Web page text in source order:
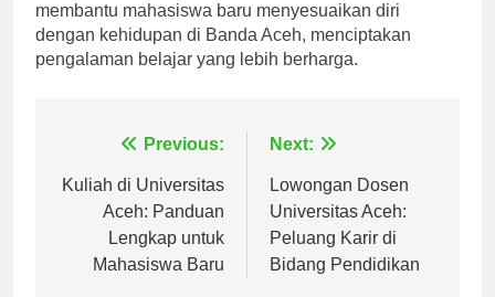
membantu mahasiswa baru menyesuaikan diri
dengan kehidupan di Banda Aceh, menciptakan
pengalaman belajar yang lebih berharga.
Navigasi
pos
Previous:
Kuliah di Universitas
Aceh: Panduan
Lengkap untuk
Mahasiswa Baru
Next:
Lowongan Dosen
Universitas Aceh:
Peluang Karir di
Bidang Pendidikan